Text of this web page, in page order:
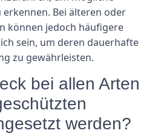
Bei älteren oder
können jedoch häufigere
sein, um deren dauerhafte
zu gewährleisten.
bei allen Arten
werden?